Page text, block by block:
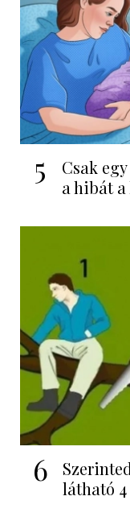
5
Csak
a hibát a
6
látható 4